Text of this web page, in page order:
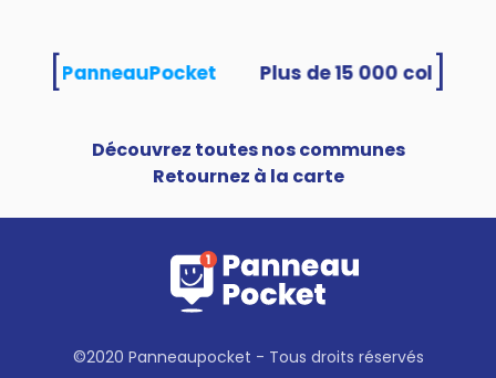
PanneauPocket
Découvrez toutes nos communes
Retournez à la carte
©2020 Panneaupocket - Tous droits réservés